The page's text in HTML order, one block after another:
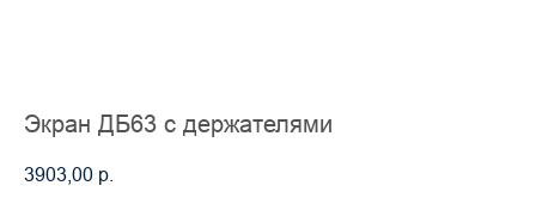
Экран ДБ63 с держателями
3903,00 р.